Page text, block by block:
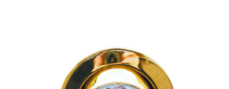
við á
óskalista